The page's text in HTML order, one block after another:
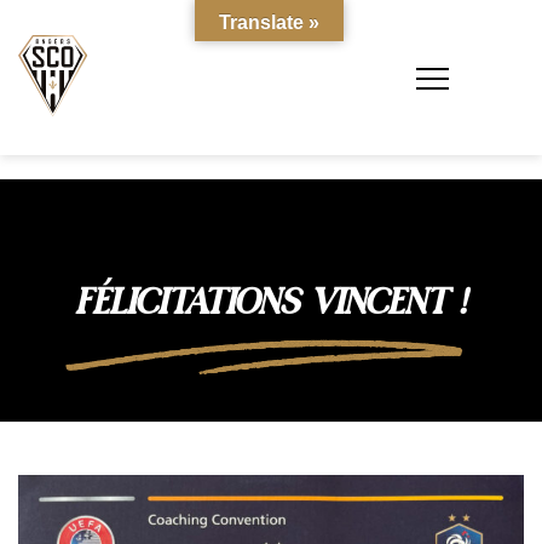
FÉLICITATIONS VINCENT !
Translate »